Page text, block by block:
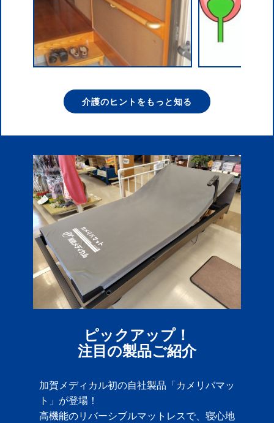
介護のヒントをもっと知る
ピックアップ！
注目の製品ご紹介
加賀メディカル初の自社製品「カメリバマッ
ト」が登場！
高機能のリバーシブルマットレスで、寝心地